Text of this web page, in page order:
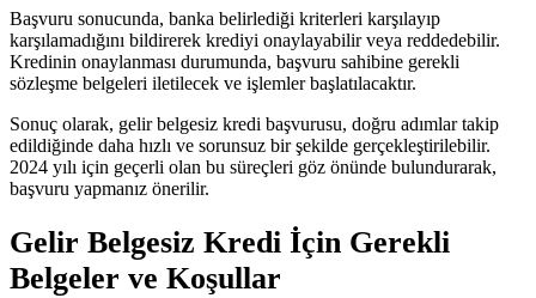
Başvuru sonucunda, banka belirlediği kriterleri karşılayıp
karşılamadığını bildirerek krediyi onaylayabilir veya reddedebilir.
Kredinin onaylanması durumunda, başvuru sahibine gerekli
sözleşme belgeleri iletilecek ve işlemler başlatılacaktır.
Sonuç olarak, gelir belgesiz kredi başvurusu, doğru adımlar takip
edildiğinde daha hızlı ve sorunsuz bir şekilde gerçekleştirilebilir.
2024 yılı için geçerli olan bu süreçleri göz önünde bulundurarak,
başvuru yapmanız önerilir.
Gelir Belgesiz Kredi İçin Gerekli
Belgeler ve Koşullar